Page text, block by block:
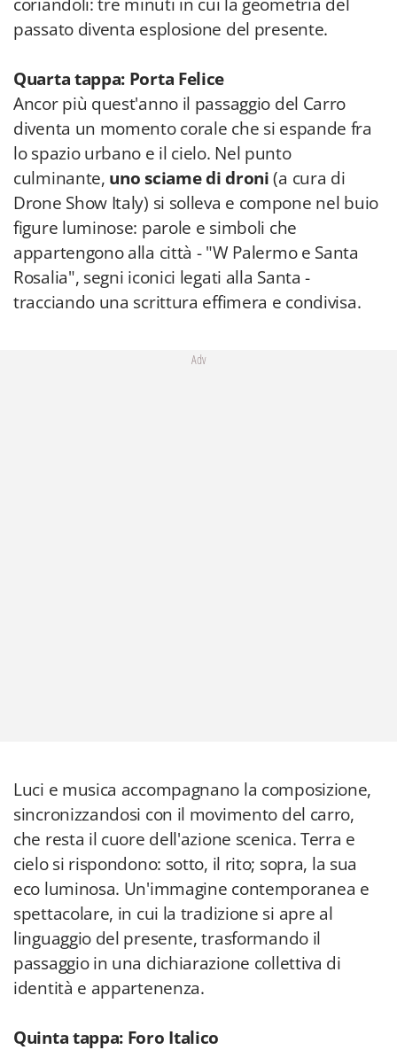
passato diventa esplosione del presente.
Quarta tappa: Porta Felice
Ancor più quest'anno il passaggio del Carro
diventa un momento corale che si espande fra
lo spazio urbano e il cielo. Nel punto
culminante, uno sciame di droni(a cura di
Drone Show Italy) si solleva e compone nel buio
figure luminose: parole e simboli che
appartengono alla città - "W Palermo e Santa
Rosalia", segni iconici legati alla Santa -
tracciando una scrittura effimera e condivisa.
Adv
Luci e musica accompagnano la composizione,
sincronizzandosi con il movimento del carro,
che resta il cuore dell'azione scenica. Terra e
cielo si rispondono: sotto, il rito; sopra, la sua
eco luminosa. Un'immagine contemporanea e
spettacolare, in cui la tradizione si apre al
linguaggio del presente, trasformando il
passaggio in una dichiarazione collettiva di
identità e appartenenza.
Quinta tappa: Foro Italico